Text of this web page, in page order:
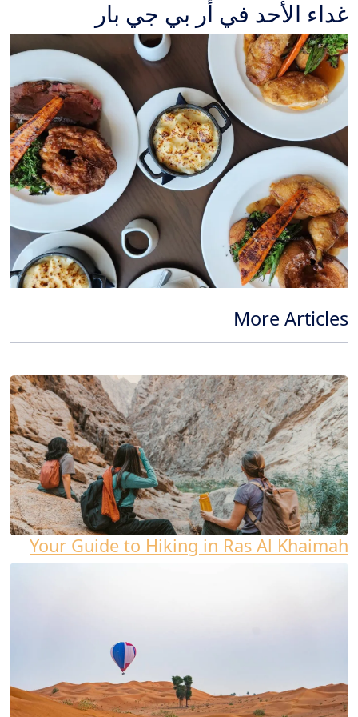
غداء الأحد في أر بي جي بار
More Articles
Your Guide to Hiking in Ras Al Khaimah